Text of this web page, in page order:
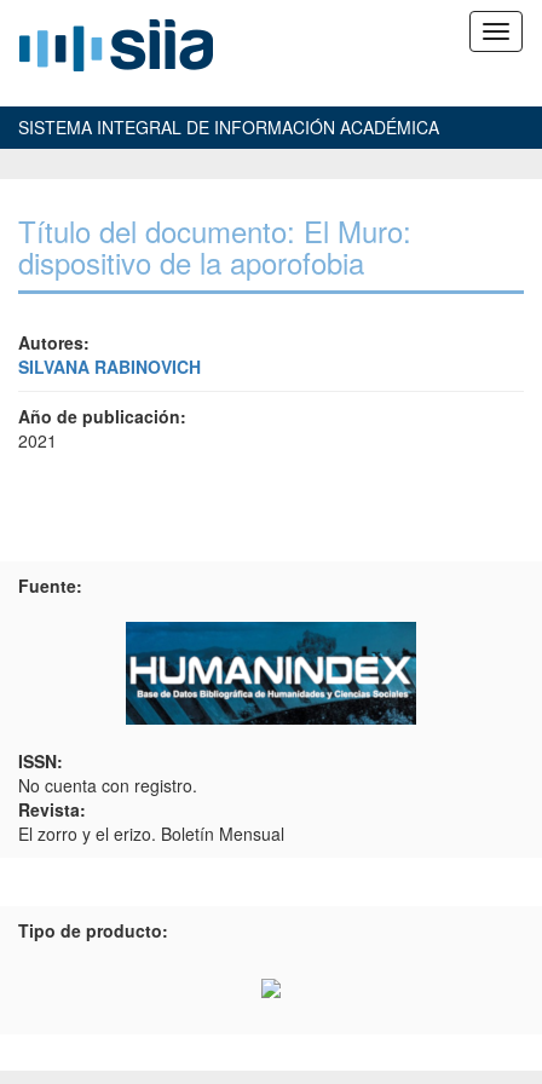
SISTEMA INTEGRAL DE INFORMACIÓN ACADÉMICA
Título del documento: El Muro:
dispositivo de la aporofobia
Autores:
SILVANA RABINOVICH
Año de publicación:
2021
Fuente:
ISSN:
No cuenta con registro.
Revista:
El zorro y el erizo. Boletín Mensual
Tipo de producto: